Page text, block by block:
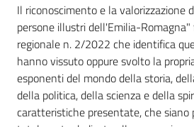
Il riconoscimento e la valorizzazione
persone illustri dell'Emilia-
regionale n. 2/2022 che identifica
hanno vissuto oppure svolto la
esponenti del mondo della storia,
della politica, della scienza e della
caratteristiche presentate, che siano